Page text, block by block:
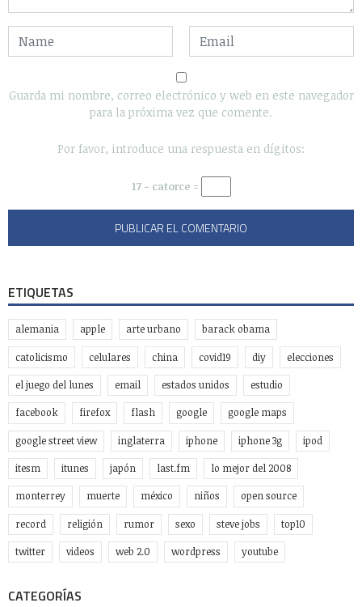
Guarda mi nombre, correo electrónico y web en este navegador
para la próxima vez que comente.
Por favor, introduce una respuesta en dígitos:
17 − catorce =
ETIQUETAS
alemania apple arte urbano barack obama
catolicismo celulares china covid19 diy elecciones
el juego del lunes email estados unidos estudio
facebook firefox flash google google maps
google street view inglaterra iphone iphone 3g ipod
itesm itunes japón last.fm lo mejor del 2008
monterrey muerte méxico niños open source
record religión rumor sexo steve jobs top10
twitter videos web 2.0 wordpress youtube
CATEGORÍAS